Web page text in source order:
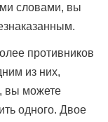
словами, вы
противников
из них,
вы можете
одного. Двое